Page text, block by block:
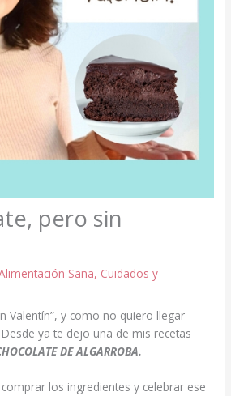
pero sin
Sana, Cuidados y
Valentín”, y como no quiero llegar
ya te dejo una de mis recetas
DE ALGARROBA.
los ingredientes y celebrar ese